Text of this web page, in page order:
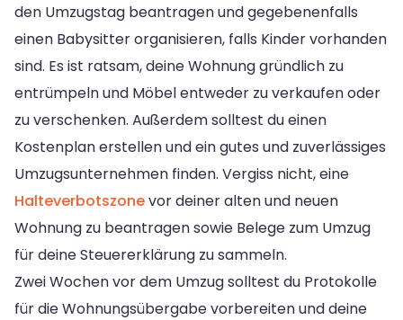
den Umzugstag beantragen und gegebenenfalls
einen Babysitter organisieren, falls Kinder vorhanden
sind. Es ist ratsam, deine Wohnung gründlich zu
entrümpeln und Möbel entweder zu verkaufen oder
zu verschenken. Außerdem solltest du einen
Kostenplan erstellen und ein gutes und zuverlässiges
Umzugsunternehmen finden. Vergiss nicht, eine
Halteverbotszonevor deiner alten und neuen
Wohnung zu beantragen sowie Belege zum Umzug
für deine Steuererklärung zu sammeln.
Zwei Wochen vor dem Umzug solltest du Protokolle
für die Wohnungsübergabe vorbereiten und deine